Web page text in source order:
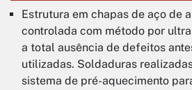
Estrutura em chapas de aço de
controlada com método por
a total ausência de defeitos
utilizadas. Soldaduras
sistema de pré-aquecimento